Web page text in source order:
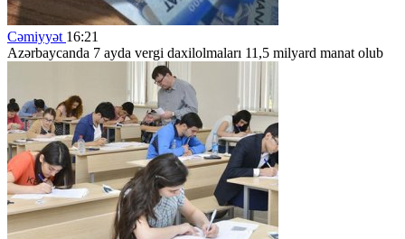
Cəmiyyət 16:21
Azərbaycanda 7 ayda vergi daxilolmaları 11,5 milyard manat olub